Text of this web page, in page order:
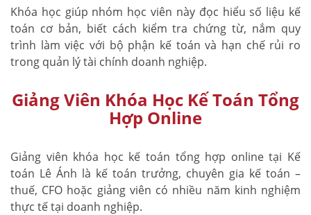
Khóa học giúp nhóm học viên này đọc hiểu số liệu kế
toán cơ bản, biết cách kiểm tra chứng từ, nắm quy
trình làm việc với bộ phận kế toán và hạn chế rủi ro
trong quản lý tài chính doanh nghiệp.
Giảng Viên Khóa Học Kế Toán Tổng
Hợp Online
Giảng viên khóa học kế toán tổng hợp online tại Kế
toán Lê Ánh là kế toán trưởng, chuyên gia kế toán –
thuế, CFO hoặc giảng viên có nhiều năm kinh nghiệm
thực tế tại doanh nghiệp.